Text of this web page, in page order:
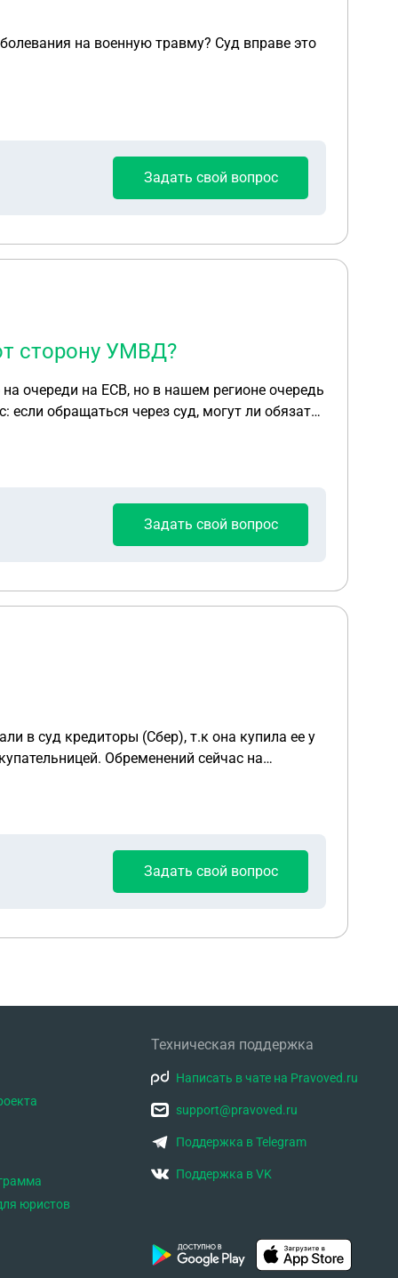
военную травму? Суд вправе это
Задать свой вопрос
сторону УМВД?
очереди на ЕСВ, но в нашем регионе очередь
обращаться через суд, могут ли обязать
?
Задать свой вопрос
в суд кредиторы (Сбер), т.к она купила ее у
Обременений сейчас на
Но по словам продавца, она просто
Задать свой вопрос
юристов
Техническая поддержка
Написать в чате на Pravoved.ru
support@pravoved.ru
Поддержка в Telegram
Поддержка в VK